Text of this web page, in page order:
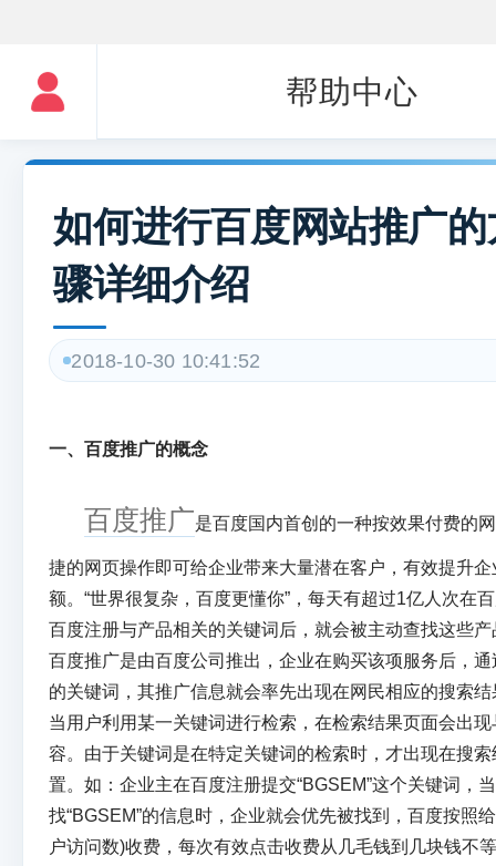
帮助中心
如何进行百度网站推广
骤详细介绍
2018-10-30 10:41:52
一、百度推广的概念
百度推广是百度国内首创的一种按效果付费的
捷的网页操作即可给企业带来大量潜在客户，有效提升
额。“世界很复杂，百度更懂你”，每天有超过1亿人次在
百度注册与产品相关的关键词后，就会被主动查找这些
百度推广是由百度公司推出，企业在购买该项服务后，
的关键词，其推广信息就会率先出现在网民相应的搜索
当用户利用某一关键词进行检索，在检索结果页面会出
容。由于关键词是在特定关键词的检索时，才出现在搜
置。如：企业主在百度注册提交“BGSEM”这个关键词，
找“BGSEM”的信息时，企业就会优先被找到，百度按照
户访问数)收费，每次有效点击收费从几毛钱到几块钱不